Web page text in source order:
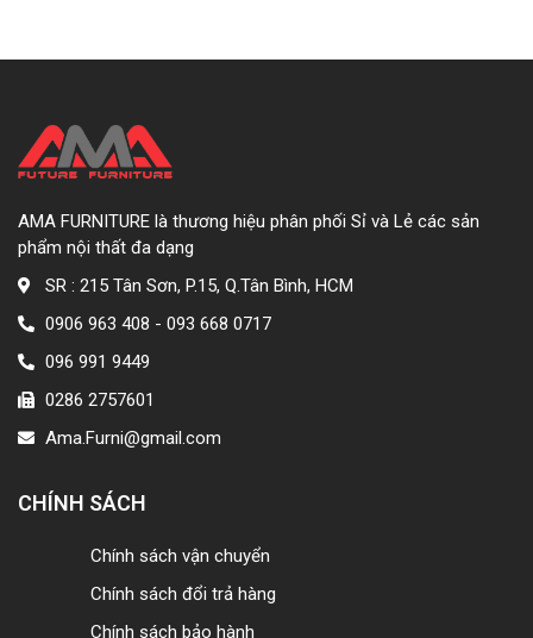
AMA FURNITURE là thương hiệu phân phối Sỉ và Lẻ các sản
phẩm nội thất đa dạng
SR : 215 Tân Sơn, P.15, Q.Tân Bình, HCM
0906 963 408 - 093 668 0717
096 991 9449
0286 2757601
Ama.Furni@gmail.com
CHÍNH SÁCH
Chính sách vận chuyển
Chính sách đổi trả hàng
Chính sách bảo hành